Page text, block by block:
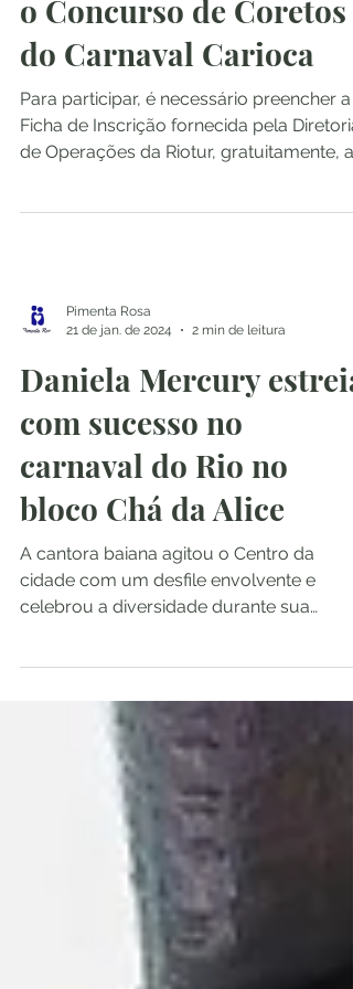
o Concurso de Coretos
do Carnaval Carioca
Para participar, é necessário preencher a
Ficha de Inscrição fornecida pela Diretoria
de Operações da Riotur, gratuitamente,
Pimenta Rosa
21 de jan. de 2024
2 min de leitura
Daniela Mercury estreia
com sucesso no
carnaval do Rio no
bloco Chá da Alice
A cantora baiana agitou o Centro da
cidade com um desfile envolvente e
celebrou a diversidade durante sua